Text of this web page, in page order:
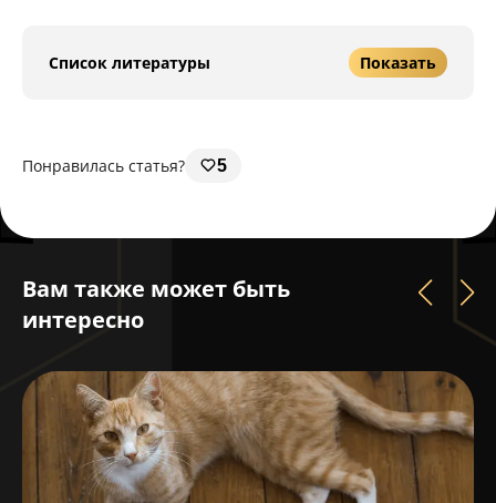
Список литературы Показать
Понравилась статья? 5
Вам также может быть
интересно